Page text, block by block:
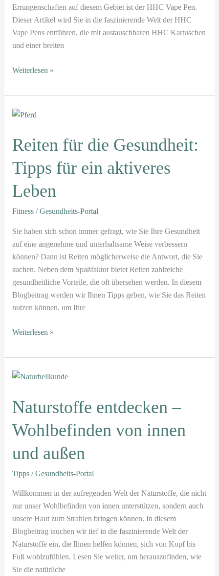
Errungenschaften auf diesem Gebiet ist der HHC Vape Pen.
Dieser Artikel wird Sie in die faszinierende Welt der HHC
Vape Pens entführen, die mit austauschbaren HHC Kartuschen
und einer breiten
Weiterlesen »
Reiten für die Gesundheit:
Tipps für ein aktiveres
Leben
Fitness /Gesundheits-Portal
Sie haben sich schon immer gefragt, wie Sie Ihre Gesundheit
auf eine angenehme und unterhaltsame Weise verbessern
können? Dann ist Reiten möglicherweise die Antwort, die Sie
suchen. Neben dem Spaßfaktor bietet Reiten zahlreiche
gesundheitliche Vorteile, die oft übersehen werden. In diesem
Blogbeitrag werden wir Ihnen Tipps geben, wie Sie das Reiten
nutzen können, um Ihre
Reiten
die
Gesundheit:
Tipps
Leben
Weiterlesen »
Naturstoffe entdecken –
Wohlbefinden von innen
und außen
Tipps /Gesundheits-Portal
Willkommen in der aufregenden Welt der Naturstoffe, die nicht
nur unser Wohlbefinden von innen unterstützen, sondern auch
unsere Haut zum Strahlen bringen können. In diesem
Blogbeitrag tauchen wir tief in die faszinierende Welt der
Naturstoffe ein, die Ihnen helfen können, sich von Kopf bis
Fuß wohlzufühlen. Lesen Sie weiter, um herauszufinden, wie
Sie die natürliche
Naturstoffe
–
Wohlbefinden
von
innen
und